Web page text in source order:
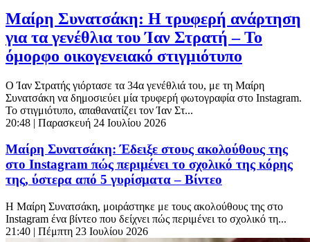
Μαίρη Συνατσάκη: Η τρυφερή ανάρτηση
για τα γενέθλια του Ίαν Στρατή – Το
όμορφο οικογενειακό στιγμιότυπο
Ο Ίαν Στρατής γιόρτασε τα 34α γενέθλιά του, με τη Μαίρη
Συνατσάκη να δημοσιεύει μία τρυφερή φωτογραφία στο Instagram.
Το στιγμιότυπο, απαθανατίζει τον Ίαν Στ...
20:48 | Παρασκευή 24 Ιουλίου 2026
Μαίρη Συνατσάκη: Έδειξε στους ακολούθους της
στο Instagram πώς περιμένει το σχολικό της κόρης
της, ύστερα από 5 γυρίσματα – Βίντεο
Η Μαίρη Συνατσάκη, μοιράστηκε με τους ακολούθους της στο
Instagram ένα βίντεο που δείχνει πώς περιμένει το σχολικό τη...
21:40 | Πέμπτη 23 Ιουλίου 2026